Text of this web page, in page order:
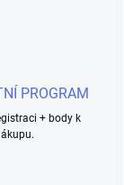
PROGRAM
+ body k